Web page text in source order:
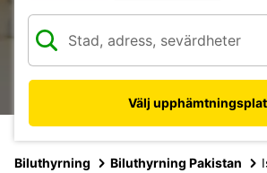
Välj
Biluthyrning Biluthyrning Pakistan